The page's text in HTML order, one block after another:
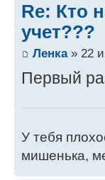
Re: Кто
учет???
Ленка» 22
Первый
У тебя
мишенька,